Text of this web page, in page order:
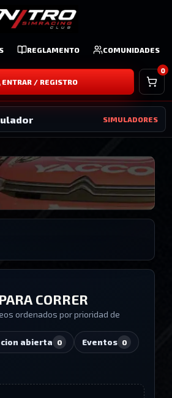
REGLAMENTO COMUNIDADES
Idioma
ENTRAR / REGISTRO
0
SIMULADORES
CORRER
ordenados por prioridad de
abierta 0 Eventos 0